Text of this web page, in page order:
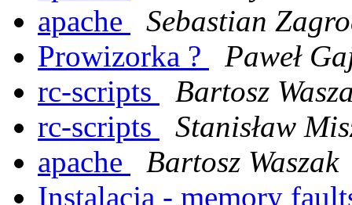
apache
Sebastian
Prowizorka ?
Paweł
rc-scripts
Bartosz
rc-scripts
Stanisław
apache
Bartosz Waszak
Instalacja - memory